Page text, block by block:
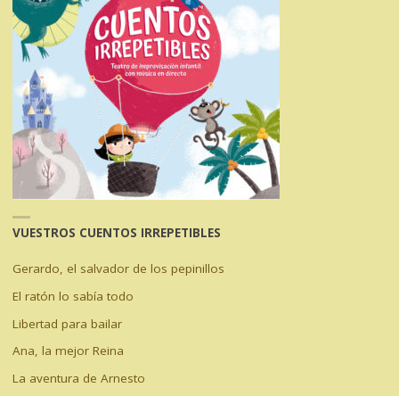
VUESTROS CUENTOS IRREPETIBLES
Gerardo, el salvador de los pepinillos
El ratón lo sabía todo
Libertad para bailar
Ana, la mejor Reina
La aventura de Arnesto